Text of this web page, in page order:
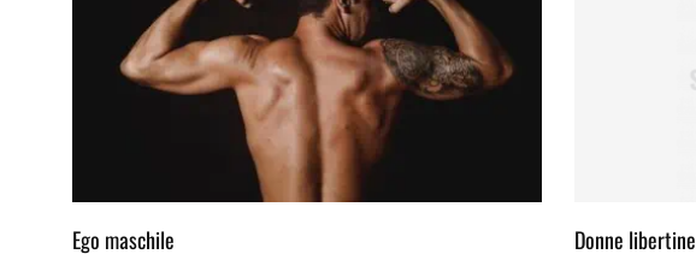
Ego maschile Donne libertine